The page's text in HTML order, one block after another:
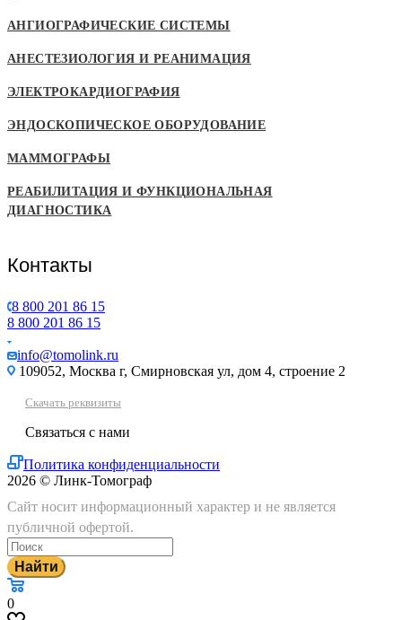
АНГИОГРАФИЧЕСКИЕ СИСТЕМЫ
АНЕСТЕЗИОЛОГИЯ И РЕАНИМАЦИЯ
ЭЛЕКТРОКАРДИОГРАФИЯ
ЭНДОСКОПИЧЕСКОЕ ОБОРУДОВАНИЕ
МАММОГРАФЫ
РЕАБИЛИТАЦИЯ И ФУНКЦИОНАЛЬНАЯ
ДИАГНОСТИКА
Контакты
8 800 201 86 15
8 800 201 86 15
info@tomolink.ru
109052, Москва г, Смирновская ул, дом 4, строение 2
Скачать реквизиты
Связаться с нами
Политика конфиденциальности
2026 © Линк-Томограф
Сайт носит информационный характер и не является
публичной офертой.
Найти
0